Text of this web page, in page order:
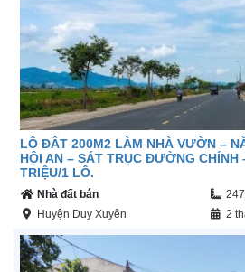
LÔ ĐẤT 200M2 LÀM NHÀ VƯỜN –
HỘI AN – SÁT TRỤC ĐƯỜNG CHÍNH
TRIỆU/1 LÔ.
Nhà đất bán
Huyện Duy Xuyên 2